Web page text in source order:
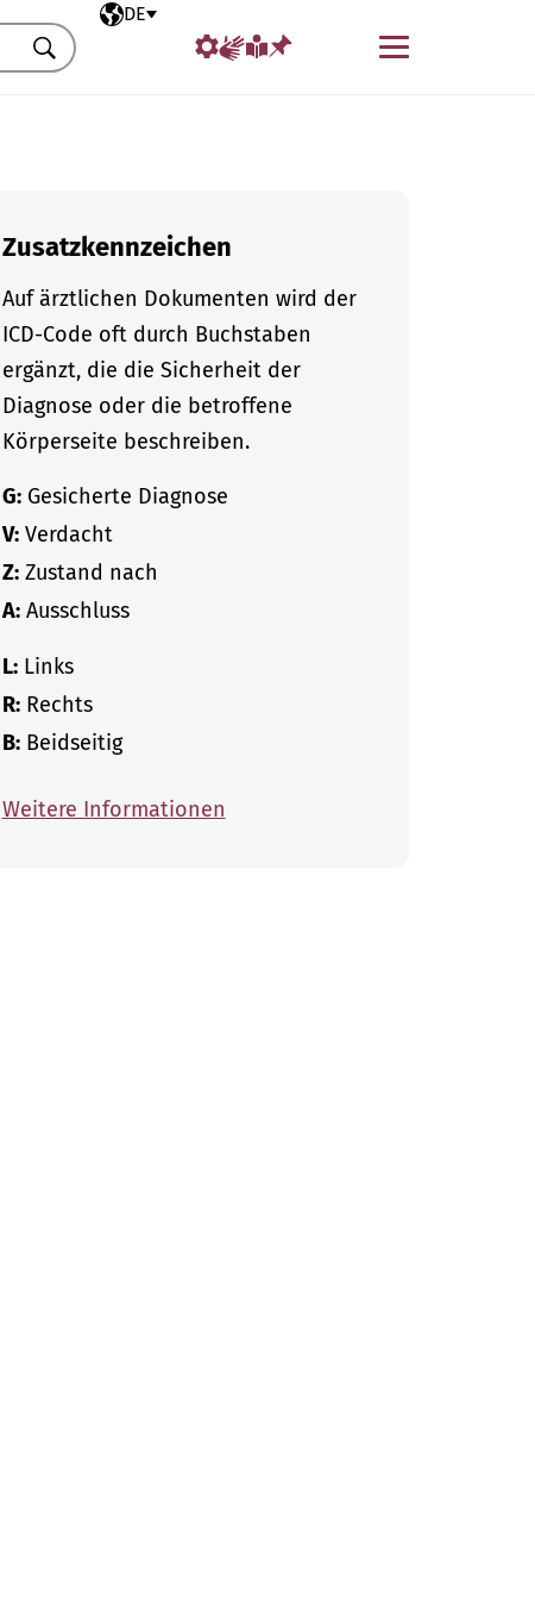
Ausgewählte Sprache
DE
Menü
Suchen
Zusatzkennzeichen
Auf ärztlichen Dokumenten wird der
ICD-Code oft durch Buchstaben
ergänzt, die die Sicherheit der
Diagnose oder die betroffene
Körperseite beschreiben.
G:Gesicherte Diagnose
V:Verdacht
Z:Zustand nach
A:Ausschluss
L:Links
R:Rechts
B:Beidseitig
Weitere Informationen